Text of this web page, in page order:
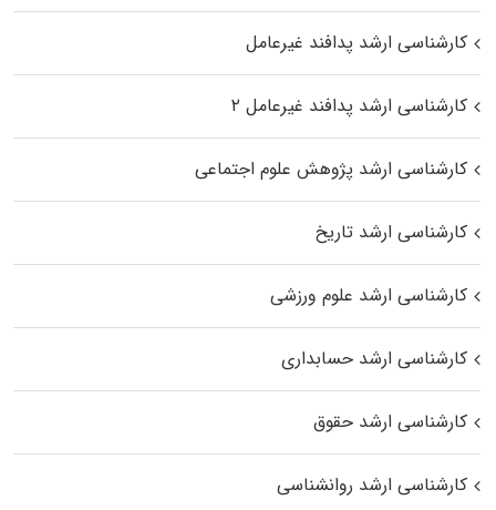
کارشناسی ارشد پدافند غیرعامل
کارشناسی ارشد پدافند غیرعامل ۲
کارشناسی ارشد پژوهش علوم اجتماعی
کارشناسی ارشد تاریخ
کارشناسی ارشد علوم ورزشی
کارشناسی ارشد حسابداری
کارشناسی ارشد حقوق
کارشناسی ارشد روانشناسی